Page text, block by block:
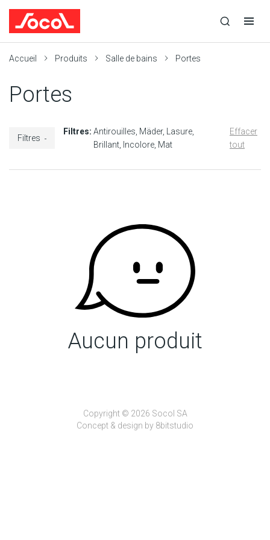
recherche
recherche
navigation
Accueil Produits Salle de bains Portes
Portes
Filtres
Filtres:Antirouilles Mäder
Lasure
Brillant
Incolore Mat
Effacer
tout
Aucun produit
Copyright © 2026 Socol SA
Concept & design by 8bitstudio